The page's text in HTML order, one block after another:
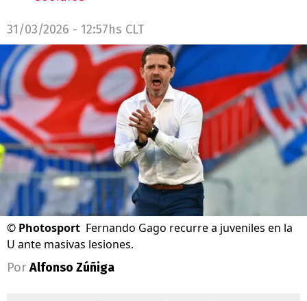
31/03/2026 - 12:57hs CLT
© Photosport Fernando Gago recurre a juveniles en la
U ante masivas lesiones.
Por Alfonso Zúñiga